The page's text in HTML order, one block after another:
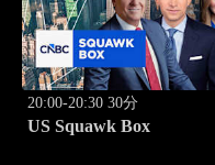
20:00-20:30 30分
US Squawk Box